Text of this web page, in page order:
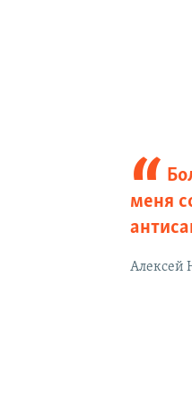
меня
Алексей